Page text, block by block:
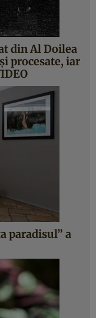
din Al Doilea
procesate, iar
paradisul” a